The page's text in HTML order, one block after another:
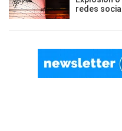
redes